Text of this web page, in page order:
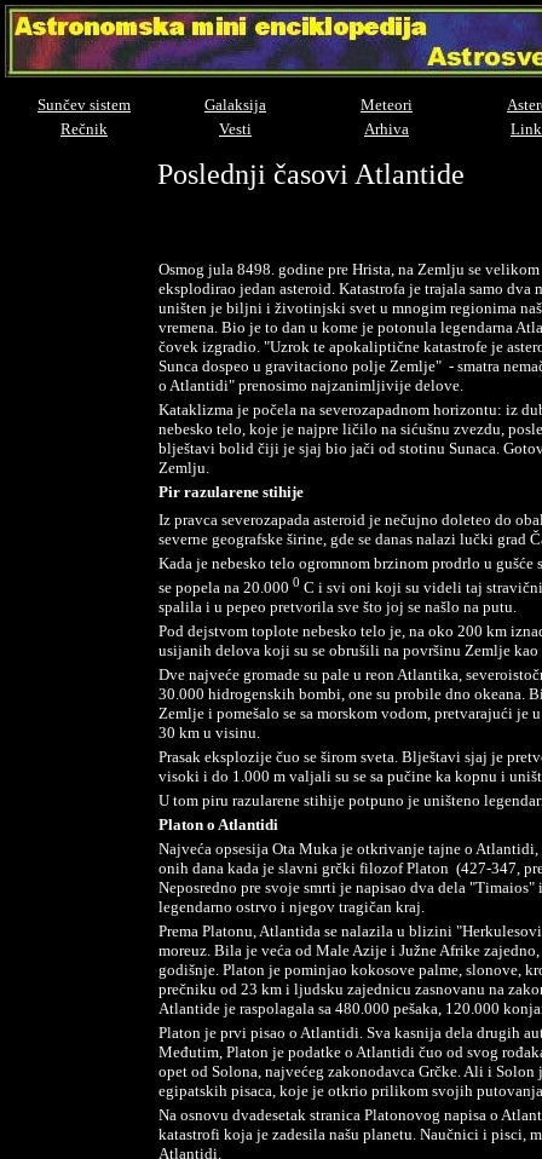
Sunčev sistem Galaksija Meteori
Rečnik
Vesti Arhiva
Poslednji časovi Atlantide
Osmog jula 8498. godine pre Hrista, na Zemlju se
eksplodirao jedan asteroid. Katastrofa je trajala samo
uništen je biljni i životinjski svet u mnogim regionima
vremena. Bio je to dan u kome je potonula legendarna
čovek izgradio. "Uzrok te apokaliptične katastrofe je
Sunca dospeo u gravitaciono polje Zemlje" - smatra
o Atlantidi" prenosimo najzanimljivije delove.
Kataklizma je počela na severozapadnom horizontu: iz
nebesko telo, koje je najpre ličilo na sićušnu zvezdu,
blještavi bolid čiji je sjaj bio jači od stotinu Sunaca.
Zemlju.
Pir razularene stihije
Iz pravca severozapada asteroid je nečujno doleteo do
severne geografske širine, gde se danas nalazi lučki grad
Kada je nebesko telo ogromnom brzinom prodrlo u gušće
se popela na 20.000 0 C i svi oni koji su videli taj
spalila i u pepeo pretvorila sve što joj se našlo na putu.
Pod dejstvom toplote nebesko telo je, na oko 200 km
usijanih delova koji su se obrušili na površinu Zemlje kao
Dve najveće gromade su pale u reon Atlantika,
30.000 hidrogenskih bombi, one su probile dno okeana.
Zemlje i pomešalo se sa morskom vodom, pretvarajući je
30 km u visinu.
Prasak eksplozije čuo se širom sveta. Blještavi sjaj je
visoki i do 1.000 m valjali su se sa pučine ka kopnu i
U tom piru razularene stihije potpuno je uništeno
Platon o Atlantidi
Najveća opsesija Ota Muka je otkrivanje tajne o
onih dana kada je slavni grčki filozof Platon (427-347,
Neposredno pre svoje smrti je napisao dva dela
legendarno ostrvo i njegov tragičan kraj.
Prema Platonu, Atlantida se nalazila u blizini
moreuz. Bila je veća od Male Azije i Južne Afrike
godišnje. Platon je pominjao kokosove palme, slonove,
prečniku od 23 km i ljudsku zajednicu zasnovanu na
Atlantide je raspolagala sa 480.000 pešaka, 120.000
Platon je prvi pisao o Atlantidi. Sva kasnija dela drugih
Međutim, Platon je podatke o Atlantidi čuo od svog
opet od Solona, najvećeg zakonodavca Grčke. Ali i
egipatskih pisaca, koje je otkrio prilikom svojih
Na osnovu dvadesetak stranica Platonovog napisa o
katastrofi koja je zadesila našu planetu. Naučnici i pisci,
Atlantidi.